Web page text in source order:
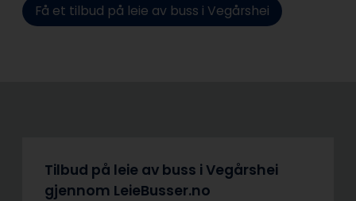
Få et tilbud på leie av buss i Vegårshei
Tilbud på leie av buss i Vegårshei
gjennom LeieBusser.no